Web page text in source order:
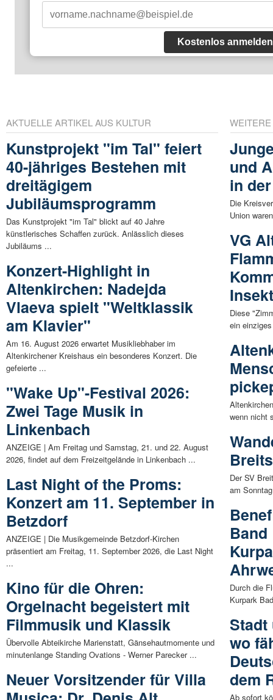
Kostenlos anmelden
AKTUELLE ARTIKEL AUS KULTUR
Kunstprojekt "im Tal" feiert
40-jähriges Bestehen mit
dreitägigem
Jubiläumsprogramm
Das Kunstprojekt "im Tal" blickt auf 40 Jahre
künstlerisches Schaffen zurück. Anlässlich dieses
Jubiläums ...
Konzert-Highlight in
Altenkirchen: Nadejda
Vlaeva spielt "Weltklassik
am Klavier"
Am 16. August 2026 erwartet Musikliebhaber im
Altenkirchener Kreishaus ein besonderes Konzert. Die
gefeierte ...
"Wake Up"-Festival 2026:
Zwei Tage Musik in
Linkenbach
ANZEIGE | Am Freitag und Samstag, 21. und 22. August
2026, findet auf dem Freizeitgelände in Linkenbach ...
Last Night of the Proms:
Konzert am 11. September in
Betzdorf
ANZEIGE | Die Musikgemeinde Betzdorf-Kirchen
präsentiert am Freitag, 11. September 2026, die Last Night
...
Kino für die Ohren:
Orgelnacht begeistert mit
Filmmusik und Klassik
Übervolle Abteikirche Marienstatt, Gänsehautmomente und
minutenlange Standing Ovations - Werner Parecker ...
Neuer Vorsitzender für Villa
und
in
Die
Union
VG
Diese
ein
wenn nicht
Der SV
am
Durch die
Kurpark
Stadt
wo
dem
Ab sofort